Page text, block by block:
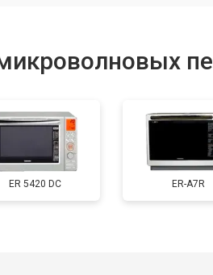
ER 5420 DC ER-A7R